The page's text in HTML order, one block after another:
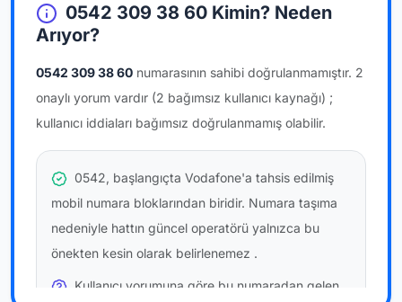
0542 309 38 60 Kimin? Neden
Arıyor?
0542 309 38 60 numarasının sahibi doğrulanmamıştır. 2
onaylı yorum vardır (2 bağımsız kullanıcı kaynağı) ;
kullanıcı iddiaları bağımsız doğrulanmamış olabilir.
0542, başlangıçta Vodafone'a tahsis edilmiş
mobil numara bloklarından biridir. Numara taşıma
nedeniyle hattın güncel operatörü yalnızca bu
önekten kesin olarak belirlenemez .
Kullanıcı yorumuna göre bu numaradan gelen